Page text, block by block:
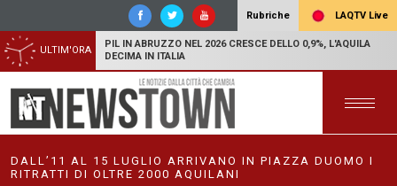
Rubriche LAQTV Live
ULTIM'ORA
PIL IN ABRUZZO NEL 2026 CRESCE DELLO 0,9%, L'AQUILA
DECIMA IN ITALIA
DALL’11 AL 15 LUGLIO ARRIVANO IN PIAZZA DUOMO I
RITRATTI DI OLTRE 2000 AQUILANI